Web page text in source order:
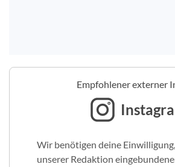
Empfohlener externer
Wir benötigen deine
unserer Redaktion